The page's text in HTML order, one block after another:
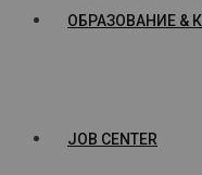
ОБРАЗОВАНИЕ &
JOB CENTER